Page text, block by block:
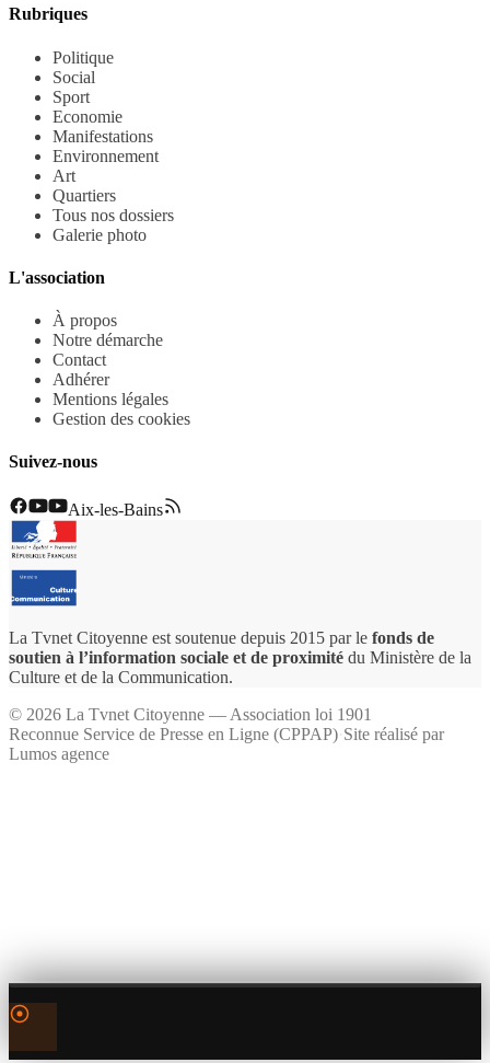
Rubriques
Politique
Social
Sport
Economie
Manifestations
Environnement
Art
Quartiers
Tous nos dossiers
Galerie photo
L'association
À propos
Notre démarche
Contact
Adhérer
Mentions légales
Gestion des cookies
Suivez-nous
Aix-les-Bains
La Tvnet Citoyenne est soutenue depuis 2015 par le fonds de
soutien à l’information sociale et de proximité du Ministère de la
Culture et de la Communication.
© 2026 La Tvnet Citoyenne — Association loi 1901
Reconnue Service de Presse en Ligne (CPPAP)·Site réalisé par
Lumos agence